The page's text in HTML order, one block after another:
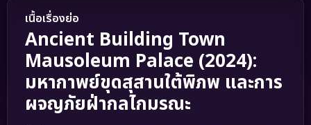
เนื้อเรื่องย่อ
Ancient Building Town
Mausoleum Palace (2024):
มหากาพย์ขุดสุสานใต้พิภพ และการ
ผจญภัยฝ่ากลไกมรณะ